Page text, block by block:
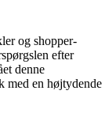
og shopper-
efter
denne
med en højtydende